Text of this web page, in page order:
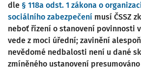
dle § 118a odst. 1 zákona o
sociálního zabezpečení musí ČSSZ
neboť řízení o stanovení povinnosti
vede z moci úřední; zavinění
nevědomé nedbalosti není u dané
zmíněného ustanovení presumováno